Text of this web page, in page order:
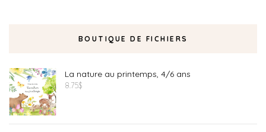
BOUTIQUE DE FICHIERS
La nature au printemps, 4/6 ans
8.75$